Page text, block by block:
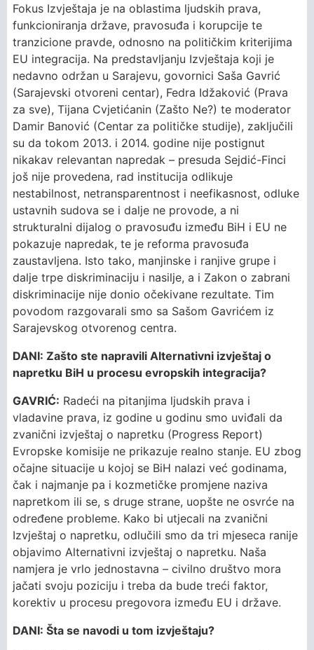
Fokus Izvještaja je na oblastima ljudskih prava,
funkcioniranja države, pravosuđa i korupcije te
tranzicione pravde, odnosno na političkim kriterijima
EU integracija. Na predstavljanju Izvještaja koji je
nedavno održan u Sarajevu, govornici Saša Gavrić
(Sarajevski otvoreni centar), Fedra Idžaković (Prava
za sve), Tijana Cvjetićanin (Zašto Ne?) te moderator
Damir Banović (Centar za političke studije), zaključili
su da tokom 2013. i 2014. godine nije postignut
nikakav relevantan napredak – presuda Sejdić-Finci
još nije provedena, rad institucija odlikuje
nestabilnost, netransparentnost i neefikasnost, odluke
ustavnih sudova se i dalje ne provode, a ni
strukturalni dijalog o pravosuđu između BiH i EU ne
pokazuje napredak, te je reforma pravosuđa
zaustavljena. Isto tako, manjinske i ranjive grupe i
dalje trpe diskriminaciju i nasilje, a i Zakon o zabrani
diskriminacije nije donio očekivane rezultate. Tim
povodom razgovarali smo sa Sašom Gavrićem iz
Sarajevskog otvorenog centra.
DANI: Zašto ste napravili Alternativni izvještaj o
napretku BiH u procesu evropskih integracija?
GAVRIĆ: Radeći na pitanjima ljudskih prava i
vladavine prava, iz godine u godinu smo uviđali da
zvanični izvještaj o napretku (Progress Report)
Evropske komisije ne prikazuje realno stanje. EU zbog
očajne situacije u kojoj se BiH nalazi već godinama,
čak i najmanje pa i kozmetičke promjene naziva
napretkom ili se, s druge strane, uopšte ne osvrće na
određene probleme. Kako bi utjecali na zvanični
Izvještaj o napretku, odlučili smo da tri mjeseca ranije
objavimo Alternativni izvještaj o napretku. Naša
namjera je vrlo jednostavna – civilno društvo mora
jačati svoju poziciju i treba da bude treći faktor,
korektiv u procesu pregovora između EU i države.
DANI: Šta se navodi u tom izvještaju?